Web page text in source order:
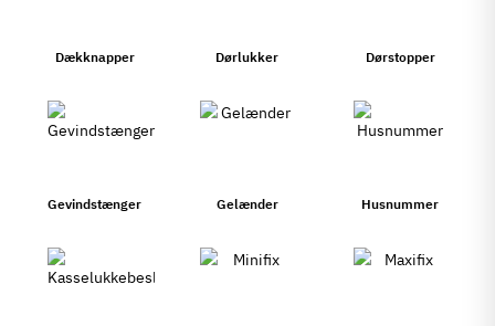
Dækknapper Dørlukker Dørstopper
Gevindstænger Gelænder Husnummer